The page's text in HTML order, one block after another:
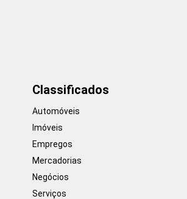
Classificados
Automóveis
Imóveis
Empregos
Mercadorias
Negócios
Serviços